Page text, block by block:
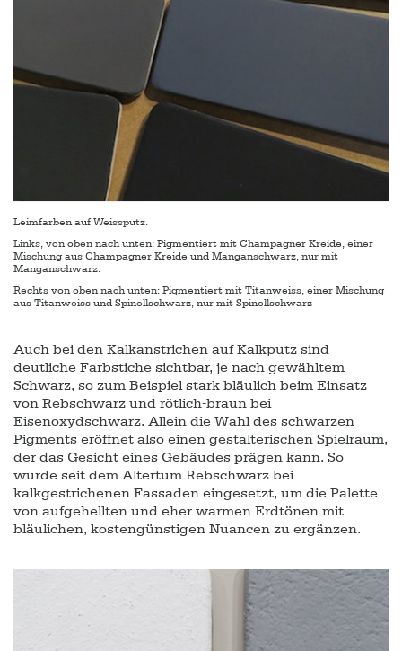
Leimfarben auf Weissputz.
Links, von oben nach unten: Pigmentiert mit Champagner Kreide, einer
Mischung aus Champagner Kreide und Manganschwarz, nur mit
Manganschwarz.
Rechts von oben nach unten: Pigmentiert mit Titanweiss, einer Mischung
aus Titanweiss und Spinellschwarz, nur mit Spinellschwarz
Auch bei den Kalkanstrichen auf Kalkputz sind
deutliche Farbstiche sichtbar, je nach gewähltem
Schwarz, so zum Beispiel stark bläulich beim Einsatz
von Rebschwarz und rötlich-braun bei
Eisenoxydschwarz. Allein die Wahl des schwarzen
Pigments eröffnet also einen gestalterischen Spielraum,
der das Gesicht eines Gebäudes prägen kann. So
wurde seit dem Altertum Rebschwarz bei
kalkgestrichenen Fassaden eingesetzt, um die Palette
von aufgehellten und eher warmen Erdtönen mit
bläulichen, kostengünstigen Nuancen zu ergänzen.